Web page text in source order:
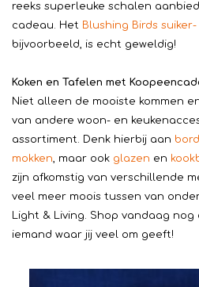
reeks superleuke schalen
cadeau. Het Blushing Birds
bijvoorbeeld, is echt geweldig!
Koken en Tafelen met
Niet alleen de mooiste kommen
van andere woon- en
assortiment. Denk hierbij aan
mokken, maar ook glazen en
zijn afkomstig van verschillende
veel meer moois tussen van onder
Light & Living. Shop vandaag
iemand waar jij veel om geeft!